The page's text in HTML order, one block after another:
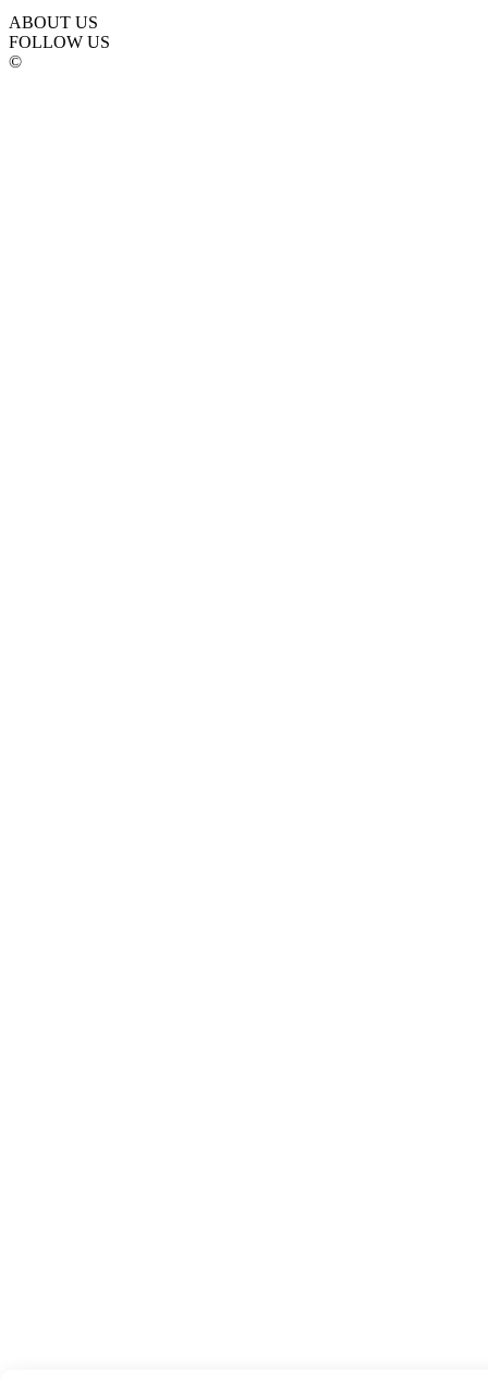
ABOUT US
FOLLOW US
©